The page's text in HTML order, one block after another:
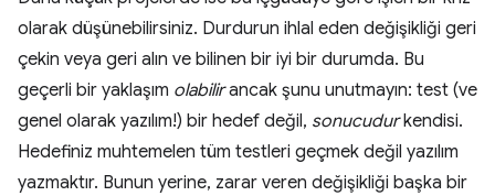
olarak düşünebilirsiniz. Durdurun ihlal eden değişikliği geri
çekin veya geri alın ve bilinen bir iyi bir durumda. Bu
geçerli bir yaklaşım olabilirancak şunu unutmayın: test (ve
genel olarak yazılım!) bir hedef değil, sonucudurkendisi.
Hedefiniz muhtemelen tüm testleri geçmek değil yazılım
yazmaktır. Bunun yerine, zarar veren değişikliği başka bir